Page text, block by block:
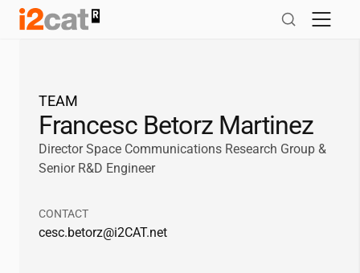
Salta
TEAM
Francesc Betorz Martinez
Director Space Communications Research Group &
Senior R&D Engineer
CONTACT
cesc.betorz@i2CAT.net